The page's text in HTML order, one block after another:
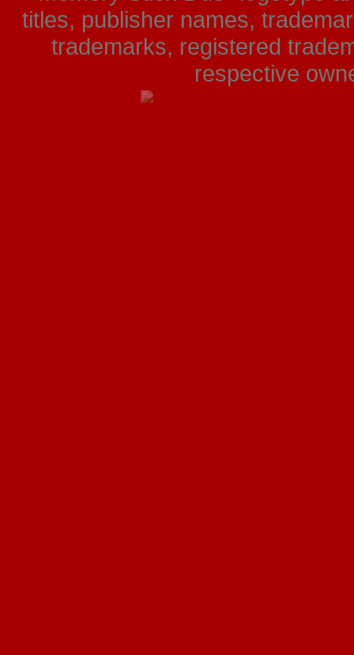
titles, publisher names,
trademarks, registered
respective